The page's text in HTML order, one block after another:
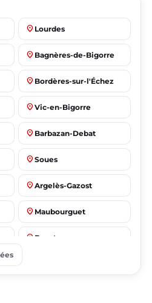
place Lourdes
place Bagnères-de-Bigorre
place Bordères-sur-l'Échez
place Vic-en-Bigorre
place Barbazan-Debat
place Soues
place Argelès-Gazost
place Maubourguet
place Bazet